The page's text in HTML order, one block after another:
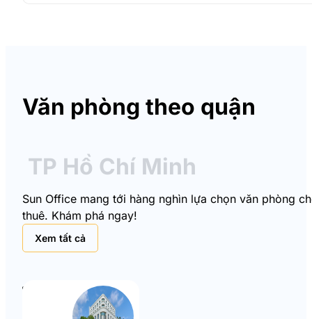
Văn phòng theo quận
TP Hồ Chí Minh
Sun Office mang tới hàng nghìn lựa chọn văn phòng
thuê. Khám phá ngay!
Xem tất cả